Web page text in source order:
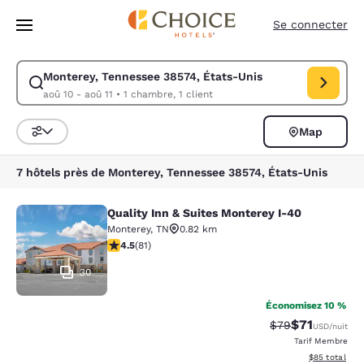
Sauter à Contenu Principal
Se connecter
Monterey, Tennessee 38574, États-Unis
aoû 10 - aoû 11 • 1 chambre, 1 client
Modifier la recherche pour Monterey, Tennessee 38574, États-Unis.
Triez et filtrez
Map
7 hôtels près de Monterey, Tennessee 38574, États-Unis
Quality Inn & Suites Monterey I-40
30
Quality Inn & Suites Monterey I-40
Monterey, TN
0.82 km
4.47 étoiles. Excellent. 81 commentaires
4.5(81)
Économisez 10 %
Tarif barré :
$79Tarif réduit :
$71USD/nuit
Tarif Membre
Afficher les
$85 total